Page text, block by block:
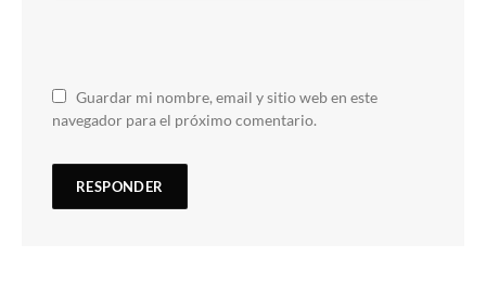
Guardar mi nombre, email y sitio web en este
navegador para el próximo comentario.